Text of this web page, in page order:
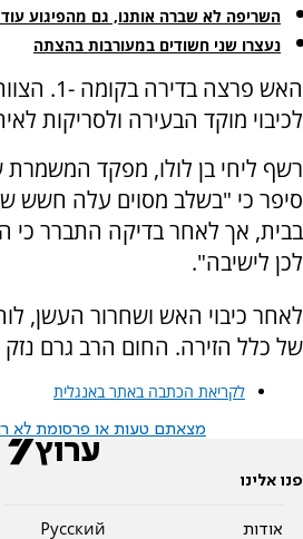
השריפה לא שברה אותנו, גם מהפיגוע עוד
נעצרו שני חשודים במעורבות בהצתה
האש פרצה
לכיבוי מוקד הבעירה ולסריקות
רשף ליחי בן לולו, מפקד המשמרת
סיפר כי "בשלב מסוים עלה חשש
בבית, אך לאחר בדיקה התברר כי
לכן לישיבה".
לאחר כיבוי האש ושחרור העשן,
של כלל הזירה. החום הרב גרם נזק
לקריאת הכתבה באתר באנגלית
מצאתם טעות או פרסומת לא
פנו אלינו
אודות
Pусский